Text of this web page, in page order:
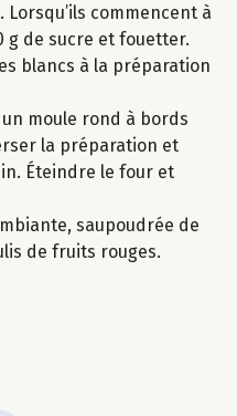
commencent à
g de sucre et fouetter.
blancs à la préparation
moule rond à bords
la préparation et
Éteindre le four et
saupoudrée de
de fruits rouges.